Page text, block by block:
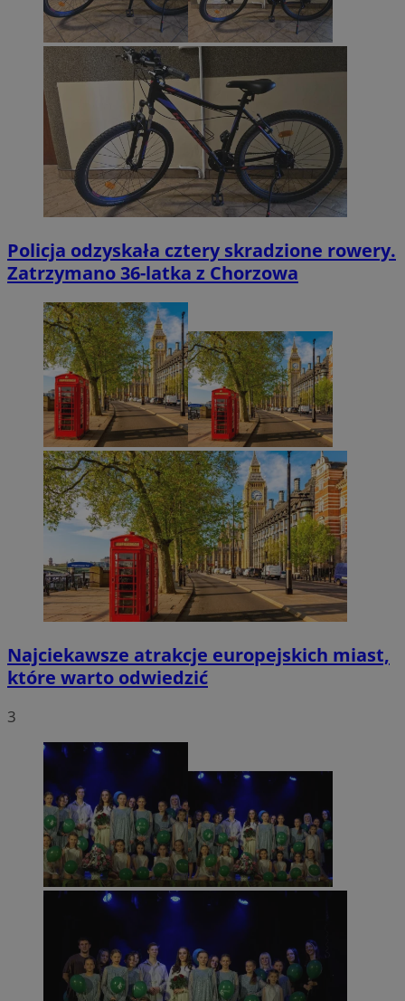
Policja odzyskała cztery skradzione rowery.
Zatrzymano 36-latka z Chorzowa
Najciekawsze atrakcje europejskich miast,
które warto odwiedzić
3